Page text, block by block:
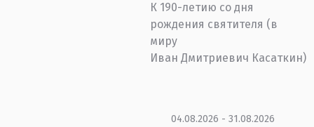
К 190-летию со дня
рождения святителя (в
миру
Иван Дмитриевич Касаткин)
04.08.2026 - 31.08.2026